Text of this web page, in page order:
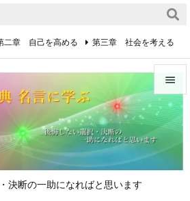
決断の一助になればと思います


メニュ
二章 自己を高める 第三章 社会を考える
五章 逆境を乗り越えるための心得
章 人と接するための心得